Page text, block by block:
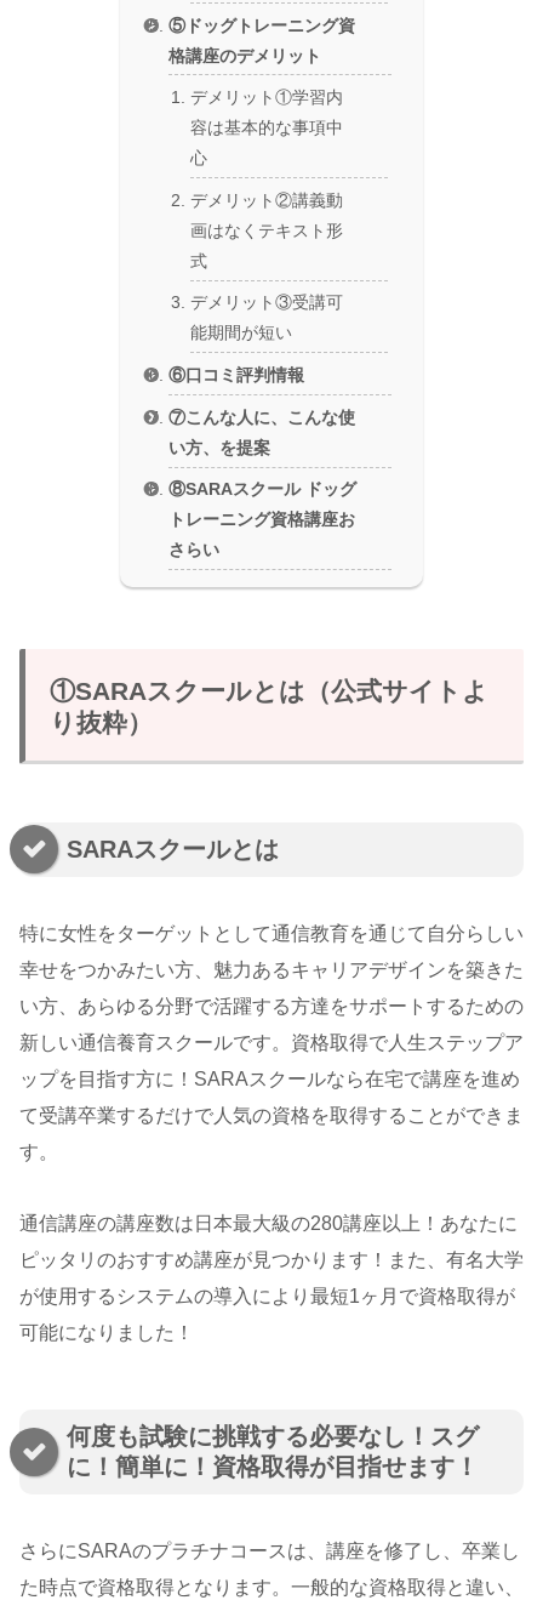
⑤ドッグトレーニング資
格講座のデメリット
デメリット①学習内
容は基本的な事項中
心
デメリット②講義動
画はなくテキスト形
式
デメリット③受講可
能期間が短い
⑥口コミ評判情報
⑦こんな人に、こんな使
い方、を提案
⑧SARAスクール ドッグ
トレーニング資格講座お
さらい
①SARAスクールとは（公式サイトよ
り抜粋）
SARAスクールとは
特に女性をターゲットとして通信教育を通じて自分らしい
幸せをつかみたい方、魅力あるキャリアデザインを築きた
い方、あらゆる分野で活躍する方達をサポートするための
新しい通信養育スクールです。資格取得で人生ステップア
ップを目指す方に！SARAスクールなら在宅で講座を進め
て受講卒業するだけで人気の資格を取得することができま
す。
通信講座の講座数は日本最大級の280講座以上！あなたに
ピッタリのおすすめ講座が見つかります！また、有名大学
が使用するシステムの導入により最短1ヶ月で資格取得が
可能になりました！
何度も試験に挑戦する必要なし！スグ
に！簡単に！資格取得が目指せます！
さらにSARAのプラチナコースは、講座を修了し、卒業し
た時点で資格取得となります。一般的な資格取得と違い、